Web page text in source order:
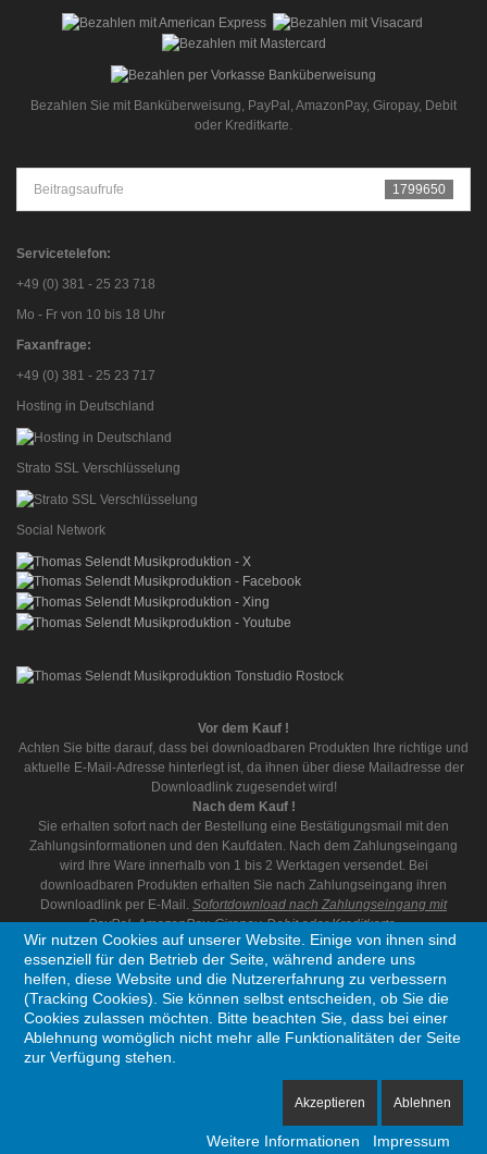
Bezahlen Sie mit Banküberweisung, PayPal, AmazonPay, Giropay, Debit
oder Kreditkarte.
Beitragsaufrufe 1799650
Servicetelefon:
+49 (0) 381 - 25 23 718
Mo - Fr von 10 bis 18 Uhr
Faxanfrage:
+49 (0) 381 - 25 23 717
Hosting in Deutschland
Strato SSL Verschlüsselung
Social Network
Vor dem Kauf !
Achten Sie bitte darauf, dass bei downloadbaren Produkten Ihre richtige und
aktuelle E-Mail-Adresse hinterlegt ist, da ihnen über diese Mailadresse der
Downloadlink zugesendet wird!
Nach dem Kauf !
Sie erhalten sofort nach der Bestellung eine Bestätigungsmail mit den
Zahlungsinformationen und den Kaufdaten. Nach dem Zahlungseingang
wird Ihre Ware innerhalb von 1 bis 2 Werktagen versendet. Bei
downloadbaren Produkten erhalten Sie nach Zahlungseingang ihren
Downloadlink per E-Mail. Sofortdownload nach Zahlungseingang mit
PayPal, AmazonPay, Giropay, Debit oder Kreditkarte.
Copyright © 1995 - 2026 Thomas Selendt Musikproduktion. Alle Rechte vorbehalten
Wir nutzen Cookies auf unserer Website. Einige von ihnen sind
essenziell für den Betrieb der Seite, während andere uns
helfen, diese Website und die Nutzererfahrung zu verbessern
(Tracking Cookies). Sie können selbst entscheiden, ob Sie die
Cookies zulassen möchten. Bitte beachten Sie, dass bei einer
Ablehnung womöglich nicht mehr alle Funktionalitäten der Seite
zur Verfügung stehen.
Akzeptieren Ablehnen
Weitere Informationen Impressum